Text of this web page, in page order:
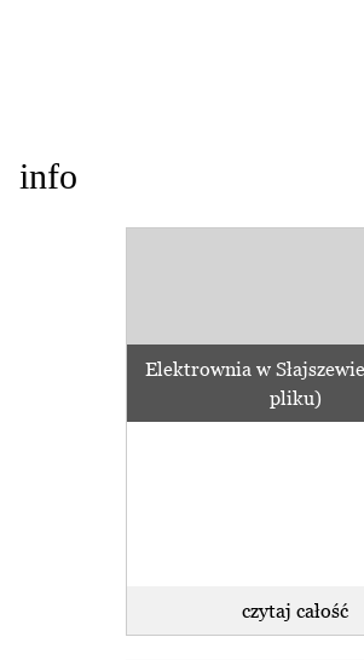
info
Elektrownia w
pliku)
czytaj całość